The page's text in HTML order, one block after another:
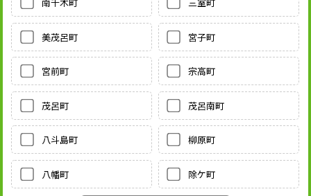
南千木町 三室町
美茂呂町 宮子町
宮前町 宗高町
茂呂町 茂呂南町
八斗島町 柳原町
八幡町 除ケ町